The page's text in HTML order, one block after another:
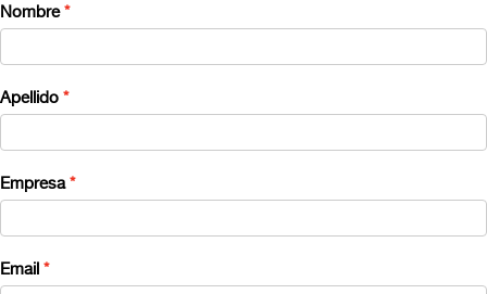
Nombre
Apellido
Empresa
Email